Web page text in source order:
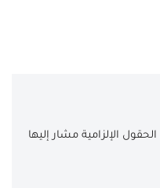
الحقول الإلزامية مشار إليها